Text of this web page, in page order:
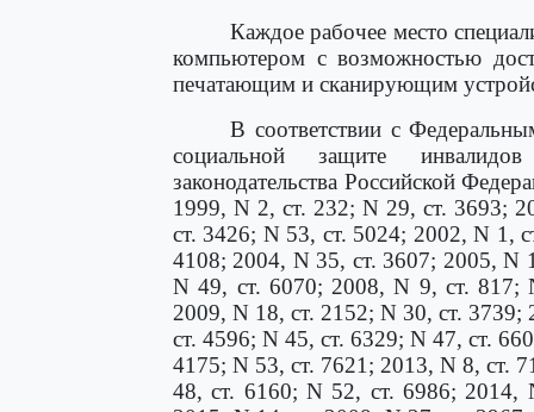
Каждое рабочее место
компьютером с возможностью
печатающим и сканирующим
В соответствии с
социальной защите
законодательства Российской
1999, N 2, ст. 232; N 29, ст. 3693;
ст. 3426; N 53, ст. 5024; 2002, N 1,
4108; 2004, N 35, ст. 3607; 2005, N
N 49, ст. 6070; 2008, N 9, ст. 817;
2009, N 18, ст. 2152; N 30, ст.
ст. 4596; N 45, ст. 6329; N 47, ст.
4175; N 53, ст. 7621; 2013, N 8, ст.
48, ст. 6160; N 52, ст. 6986;